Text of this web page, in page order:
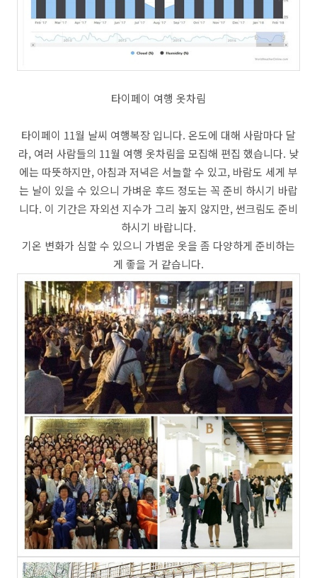
타이페이 여행 옷차림
타이페이 11월 날씨 여행복장 입니다. 온도에 대해 사람마다 달
라, 여러 사람들의 11월 여행 옷차림을 모집해 편집 했습니다. 낮
에는 따뜻하지만, 아침과 저녁은 서늘할 수 있고, 바람도 세게 부
는 날이 있을 수 있으니 가벼운 후드 정도는 꼭 준비 하시기 바랍
니다. 이 기간은 자외선 지수가 그리 높지 않지만, 썬크림도 준비
하시기 바랍니다.
기온 변화가 심할 수 있으니 가볍운 옷을 좀 다양하게 준비하는
게 좋을 거 같습니다.